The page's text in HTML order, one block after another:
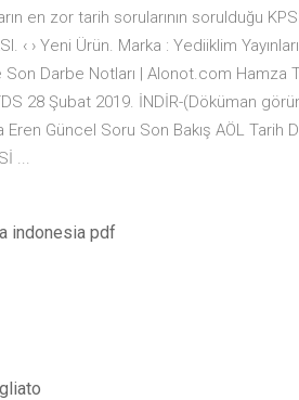
en zor tarih sorularının sorulduğu
‹ › Yeni Ürün. Marka : Yediiklim
Darbe Notları | Alonot.com Hamza
28 Şubat 2019. İNDİR-(Döküman
Güncel Soru Son Bakış AÖL Tarih
...
indonesia pdf